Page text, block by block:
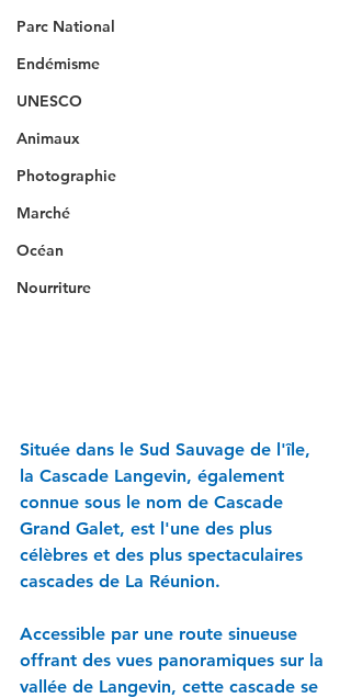
Parc National
Endémisme
UNESCO
Animaux
Photographie
Marché
Océan
Nourriture
Située dans le Sud Sauvage de l'île,
la Cascade Langevin, également
connue sous le nom de Cascade
Grand Galet, est l'une des plus
célèbres et des plus spectaculaires
cascades de La Réunion.
Accessible par une route sinueuse
offrant des vues panoramiques sur la
vallée de Langevin, cette cascade se